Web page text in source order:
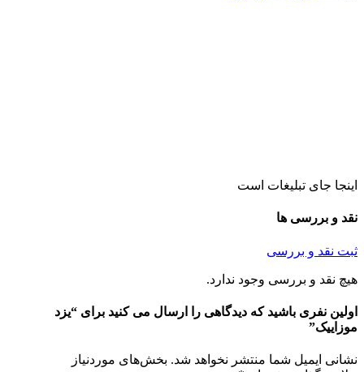
اینجا جای تبلیغات است
نقد و بررسی ها
ثبت نقد و بررسی
هیچ نقد و بررسی وجود ندارد.
اولین نفری باشید که دیدگاهی را ارسال می کنید برای “یزد
موزاییک”
نشانی ایمیل شما منتشر نخواهد شد. بخش‌های موردنیاز